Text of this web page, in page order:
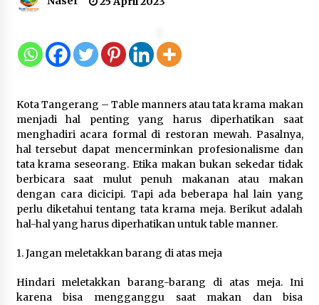
8 Agustus 2026
9 Kopi Botol Terbaik yang Praktis
untuk Menemani Aktivitas
8 Agustus 2026
Kemenpar Turut Perkuat
sebagai Destinasi Wisata Bahari
8 Agustus 2026
Kota Tangerang – Table manners atau tata krama makan
menjadi hal penting yang harus diperhatikan saat
menghadiri acara formal di restoran mewah. Pasalnya,
hal tersebut dapat mencerminkan profesionalisme dan
tata krama seseorang. Etika makan bukan sekedar tidak
berbicara saat mulut penuh makanan atau makan
dengan cara dicicipi. Tapi ada beberapa hal lain yang
perlu diketahui tentang tata krama meja. Berikut adalah
hal-hal yang harus diperhatikan untuk table manner.
1. Jangan meletakkan barang di atas meja
Hindari meletakkan barang-barang di atas meja. Ini
karena bisa mengganggu saat makan dan bisa